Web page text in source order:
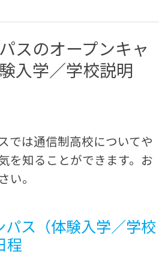
スのオープンキャ
入学／学校説明
では通信制高校についてや
を知ることができます。お
い。
パス（体験入学／学校
程